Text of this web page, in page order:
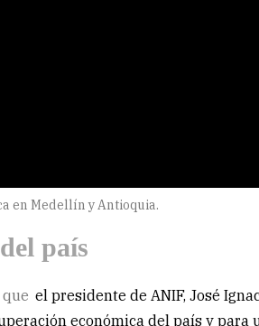
en Medellín y Antioquia.
país
el presidente de ANIF, José
económica del país y para